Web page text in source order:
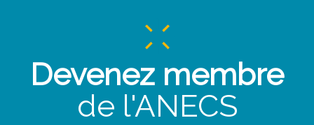
Devenez membre
de l'ANECS